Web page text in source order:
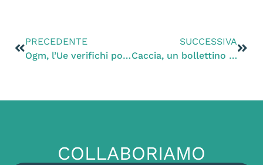
PRECEDENTE
Ogm, l’Ue verifichi possibili effetti negativi su uomo e animali
SUCCESSIVA
Caccia, un bollettino di guerra con morti e feriti
COLLABORIAMO